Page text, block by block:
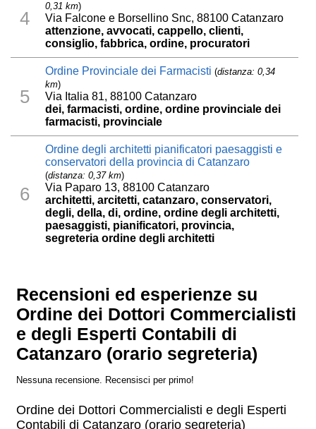
4
0,31 km)
Via Falcone e Borsellino Snc, 88100 Catanzaro
attenzione, avvocati, cappello, clienti,
consiglio, fabbrica, ordine, procuratori
5
Ordine Provinciale dei Farmacisti (distanza: 0,34
km)
Via Italia 81, 88100 Catanzaro
dei, farmacisti, ordine, ordine provinciale dei
farmacisti, provinciale
6
Ordine degli architetti pianificatori paesaggisti e
conservatori della provincia di Catanzaro
(distanza: 0,37 km)
Via Paparo 13, 88100 Catanzaro
architetti, arcitetti, catanzaro, conservatori,
degli, della, di, ordine, ordine degli architetti,
paesaggisti, pianificatori, provincia,
segreteria ordine degli architetti
Recensioni ed esperienze su
Ordine dei Dottori Commercialisti
e degli Esperti Contabili di
Catanzaro (orario segreteria)
Nessuna recensione. Recensisci per primo!
Ordine dei Dottori Commercialisti e degli Esperti
Contabili di Catanzaro (orario segreteria)